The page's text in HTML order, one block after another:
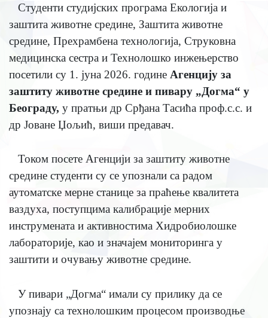
Студенти студијских програма Екологија и
заштита животне средине, Заштита животне
средине, Прехрамбена технологија, Струковна
медицинска сестра и Технолошко инжењерство
посетили су 1. јуна 2026. године Агенцију за
заштиту животне средине и пивару „Догма“ у
Београду, у пратњи др Срђана Тасића проф.с.с. и
др Јоване Џољић, виши предавач.
Током посете Агенцији за заштиту животне
средине студенти су се упознали са радом
аутоматске мерне станице за праћење квалитета
ваздуха, поступцима калибрације мерних
инструмената и активностима Хидробиолошке
лабораторије, као и значајем мониторинга у
заштити и очувању животне средине.
У пивари „Догма“ имали су прилику да се
упознају са технолошким процесом производње